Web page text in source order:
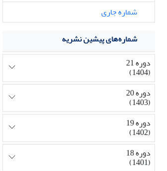
شماره جاری
شماره‌های پیشین نشریه
دوره 21
(1404)
دوره 20
(1403)
دوره 19
(1402)
دوره 18
(1401)